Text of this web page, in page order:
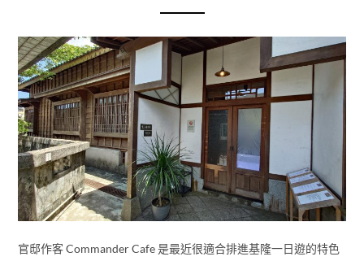
官邸作客 Commander Cafe 是最近很適合排進基隆一日遊的特色